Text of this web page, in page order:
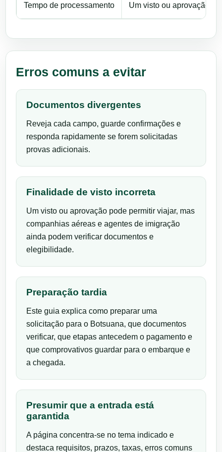
Tempo de processamento Um visto ou aprovação
Erros comuns a evitar
Documentos divergentes
Reveja cada campo, guarde confirmações e
responda rapidamente se forem solicitadas
provas adicionais.
Finalidade de visto incorreta
Um visto ou aprovação pode permitir viajar, mas
companhias aéreas e agentes de imigração
ainda podem verificar documentos e
elegibilidade.
Preparação tardia
Este guia explica como preparar uma
solicitação para o Botsuana, que documentos
verificar, que etapas antecedem o pagamento e
que comprovativos guardar para o embarque e
a chegada.
Presumir que a entrada está
garantida
A página concentra-se no tema indicado e
destaca requisitos, prazos, taxas, erros comuns